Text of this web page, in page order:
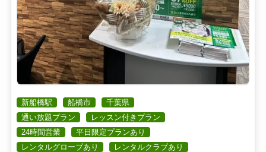
新船橋駅 船橋市
千葉県
通い放題プラン
レッスン付きプラン
24時間営業
平日限定プランあり
レンタルグローブあり
レンタルクラブあり